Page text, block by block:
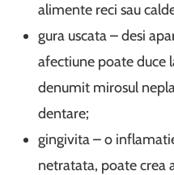
alimente reci sau
gura uscata – desi
afectiune poate duce
denumit mirosul
dentare;
gingivita – o
netratata, poate crea